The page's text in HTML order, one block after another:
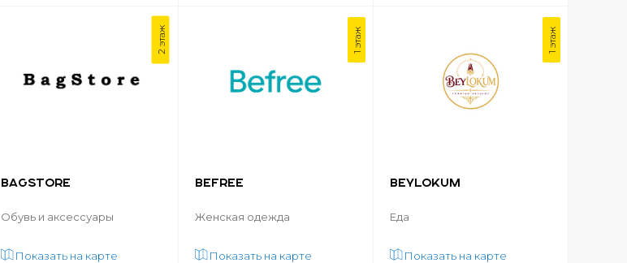
2 этаж
BAGSTORE
Обувь и аксессуары
Показать на карте
1 этаж
BEFREE
Женская одежда
Показать на карте
1 этаж
BEYLOKUM
Еда
Показать на карте